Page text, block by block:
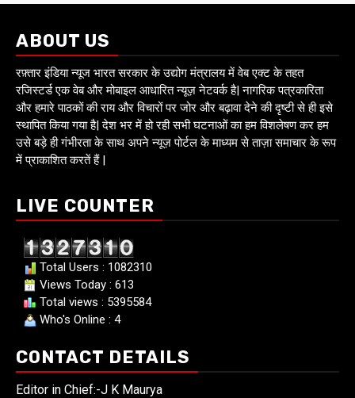
ABOUT US
रफ़्तार इंडिया न्यूज भारत सरकार के उद्योग मंत्रालय में वेब एक्ट के तहत
रजिस्टर्ड एक वेब और मोबाइल आधारित न्यूज़ नेटवर्क है| नागरिक पत्रकारिता
और हमारे पाठकों की राय और विचारों पर जोर और बढ़ावा देने की दृष्टी से ही इसे
स्थापित किया गया है| देश भर में हो रही सभी घटनाओं का हम विशलेषण कर हम
उसे बड़े ही गंभीरता के साथ अपने न्यूज़ पोर्टल के माध्यम से ताज़ा समाचार के रूप
में प्राकाशित करतें हैं |
LIVE COUNTER
Total Users : 1082310
Views Today : 613
Total views : 5395584
Who's Online : 4
CONTACT DETAILS
Editor in Chief:-J K Maurya